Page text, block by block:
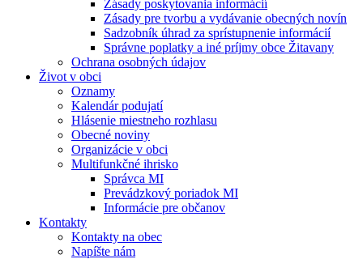
Zásady poskytovania informácií
Zásady pre tvorbu a vydávanie obecných novín
Sadzobník úhrad za sprístupnenie informácií
Správne poplatky a iné príjmy obce Žitavany
Ochrana osobných údajov
Život v obci
Oznamy
Kalendár podujatí
Hlásenie miestneho rozhlasu
Obecné noviny
Organizácie v obci
Multifunkčné ihrisko
Správca MI
Prevádzkový poriadok MI
Informácie pre občanov
Kontakty
Kontakty na obec
Napíšte nám